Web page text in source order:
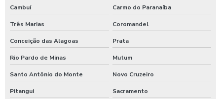
Shampoozeira a ar
Shampoozeira automotiva
Shampoozeira automotiva manual
Shampoozeira automotiva pneumática
Cambuí Carmo do Paranaíba
Três Marias Coromandel
Conceição das Alagoas Prata
Rio Pardo de Minas Mutum
Santo Antônio do Monte Novo Cruzeiro
Pitangui Sacramento